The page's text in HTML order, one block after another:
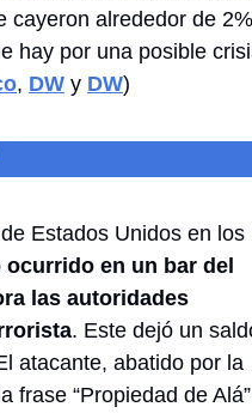
cayeron alrededor de
hay por una posible
, DW y DW)
Estados Unidos en los
ocurrido en un bar del
las autoridades
. Este dejó un
atacante, abatido por la
frase “Propiedad de